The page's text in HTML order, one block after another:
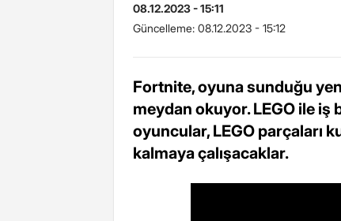
08.12.2023 - 15:11
Güncelleme: 08.12.2023 - 15:12
Fortnite, oyuna sunduğu
meydan okuyor. LEGO ile
oyuncular, LEGO parçaları
kalmaya çalışacaklar.